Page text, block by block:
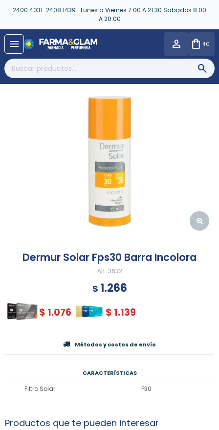
2400 4031-2408 1439- Lunes a Viernes 7:00 A 21:30 Sabados 8:00
A 20:00
menu $0
Dermur Solar Fps30 Barra Incolora
3632
$ 1.266
$ 1.076 $ 1.139
Métodos y costos de envío
CARACTERÍSTICAS
Filtro Solar F30
Productos que te pueden interesar